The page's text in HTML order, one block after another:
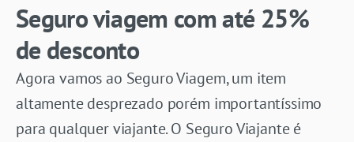
Seguro viagem com até 25%
de desconto
Agora vamos ao Seguro Viagem, um item
altamente desprezado porém importantíssimo
para qualquer viajante. O Seguro Viajante é